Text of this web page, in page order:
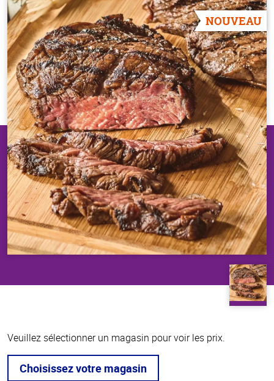
NOUVEAU
Veuillez sélectionner un magasin pour voir les prix.
Choisissez votre magasin